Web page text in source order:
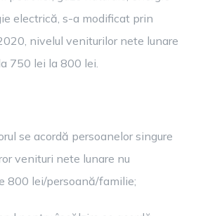
electrică, s-a modificat prin
nivelul veniturilor nete lunare
750 lei la 800 lei.
se acordă persoanelor singure
venituri nete lunare nu
800 lei/persoană/familie;